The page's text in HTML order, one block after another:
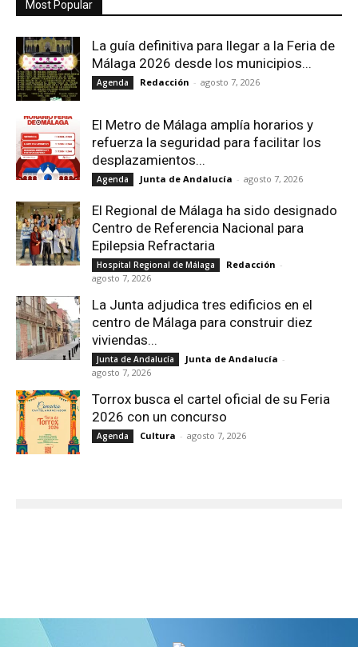
Most Popular
La guía definitiva para llegar a la Feria de
Málaga 2026 desde los municipios...
Agenda Redacción - agosto 7, 2026
El Metro de Málaga amplía horarios y
refuerza la seguridad para facilitar los
desplazamientos...
Agenda Junta de Andalucía - agosto 7, 2026
El Regional de Málaga ha sido designado
Centro de Referencia Nacional para
Epilepsia Refractaria
Hospital Regional de Málaga Redacción -
agosto 7, 2026
La Junta adjudica tres edificios en el
centro de Málaga para construir diez
viviendas...
Junta de Andalucía Junta de Andalucía -
agosto 7, 2026
Torrox busca el cartel oficial de su Feria
2026 con un concurso
Agenda Cultura - agosto 7, 2026